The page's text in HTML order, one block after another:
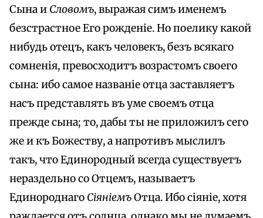
Сына и Словомъ, выражая симъ именемъ
безстрастное Его рожденіе. Но поелику какой
нибудь отецъ, какъ человекъ, безъ всякаго
сомненія, превосходитъ возрастомъ своего
сына: ибо самое названіе отца заставляетъ
насъ представлять въ уме своемъ отца
прежде сына; то, дабы ты не приложилъ сего
же и къ Божеству, а напротивъ мыслилъ
такъ, что Единородный всегда существуетъ
нераздельно со Отцемъ, называетъ
Единороднаго СіяніемъОтца. Ибо сіяніе, хотя